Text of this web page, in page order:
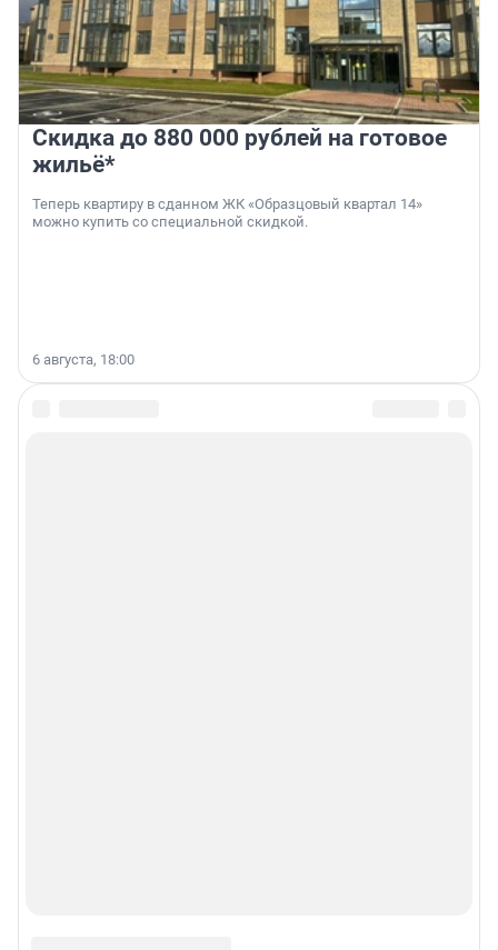
Скидка до 880 000 рублей на готовое
жильё*
Теперь квартиру в сданном ЖК «Образцовый квартал 14»
можно купить со специальной скидкой.
6 августа, 18:00